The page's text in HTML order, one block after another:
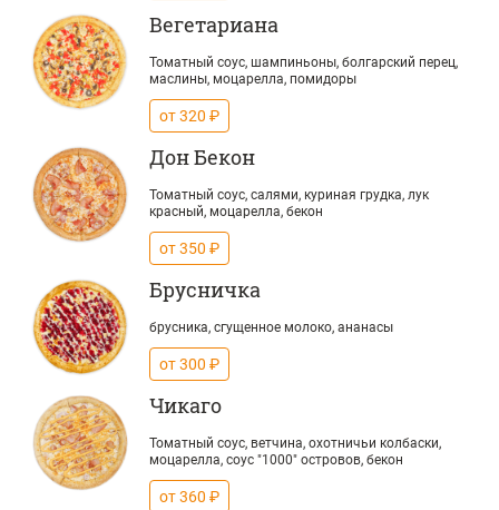
Вегетариана
Томатный соус, шампиньоны, болгарский перец,
маслины, моцарелла, помидоры
от 320 ₽
Дон Бекон
Томатный соус, салями, куриная грудка, лук
красный, моцарелла, бекон
от 350 ₽
Брусничка
брусника, сгущенное молоко, ананасы
от 300 ₽
Чикаго
Томатный соус, ветчина, охотничьи колбаски,
моцарелла, соус "1000" островов, бекон
от 360 ₽